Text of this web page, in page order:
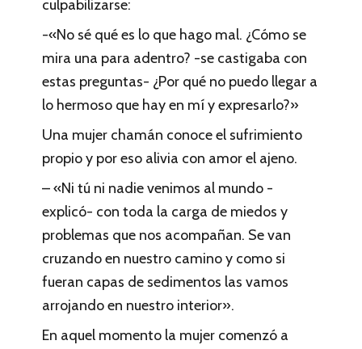
culpabilizarse:
-«No sé qué es lo que hago mal. ¿Cómo se
mira una para adentro? -se castigaba con
estas preguntas- ¿Por qué no puedo llegar a
lo hermoso que hay en mí y expresarlo?»
Una mujer chamán conoce el sufrimiento
propio y por eso alivia con amor el ajeno.
– «Ni tú ni nadie venimos al mundo -
explicó- con toda la carga de miedos y
problemas que nos acompañan. Se van
cruzando en nuestro camino y como si
fueran capas de sedimentos las vamos
arrojando en nuestro interior».
En aquel momento la mujer comenzó a